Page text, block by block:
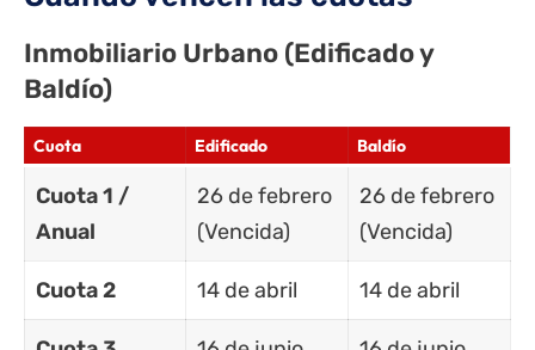
Inmobiliario Urbano (Edificado y
Baldío)
Cuota Edificado Baldío
Cuota 1 /
Anual
26 de febrero
(Vencida)
26 de febrero
(Vencida)
Cuota 2 14 de abril 14 de abril